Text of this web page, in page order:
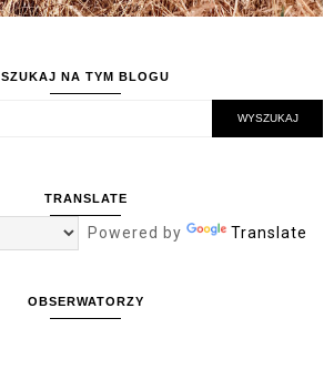
SZUKAJ NA TYM BLOGU
TRANSLATE
Powered by Translate
OBSERWATORZY